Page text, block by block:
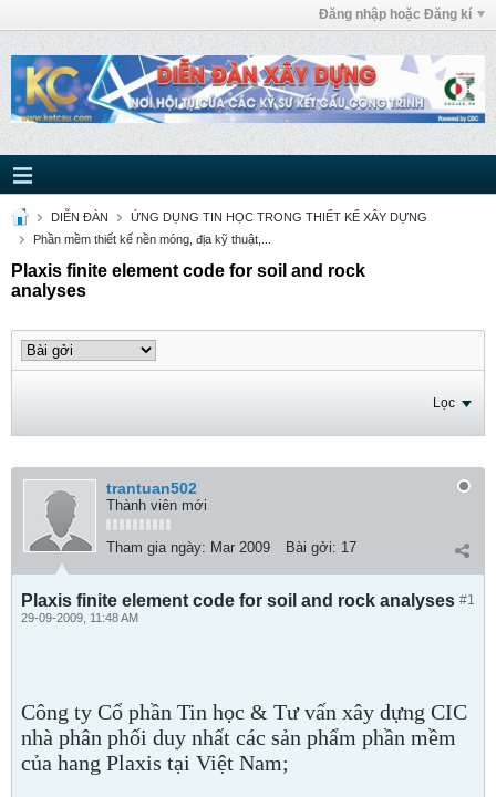
Đăng nhập hoặc Đăng kí
DIỄN ĐÀN
ỨNG DỤNG TIN HỌC TRONG THIẾT KẾ XÂY DỰNG
Phần mềm thiết kế nền móng, địa kỹ thuật,...
Plaxis finite element code for soil and rock
analyses
Lọc
trantuan502
Thành viên mới
Tham gia ngày: Mar 2009 Bài gởi: 17
#1
Plaxis finite element code for soil and rock analyses
29-09-2009, 11:48 AM
Công ty Cổ phần Tin học & Tư vấn xây dựng CIC
nhà phân phối duy nhất các sản phẩm phần mềm
của hang Plaxis tại Việt Nam;